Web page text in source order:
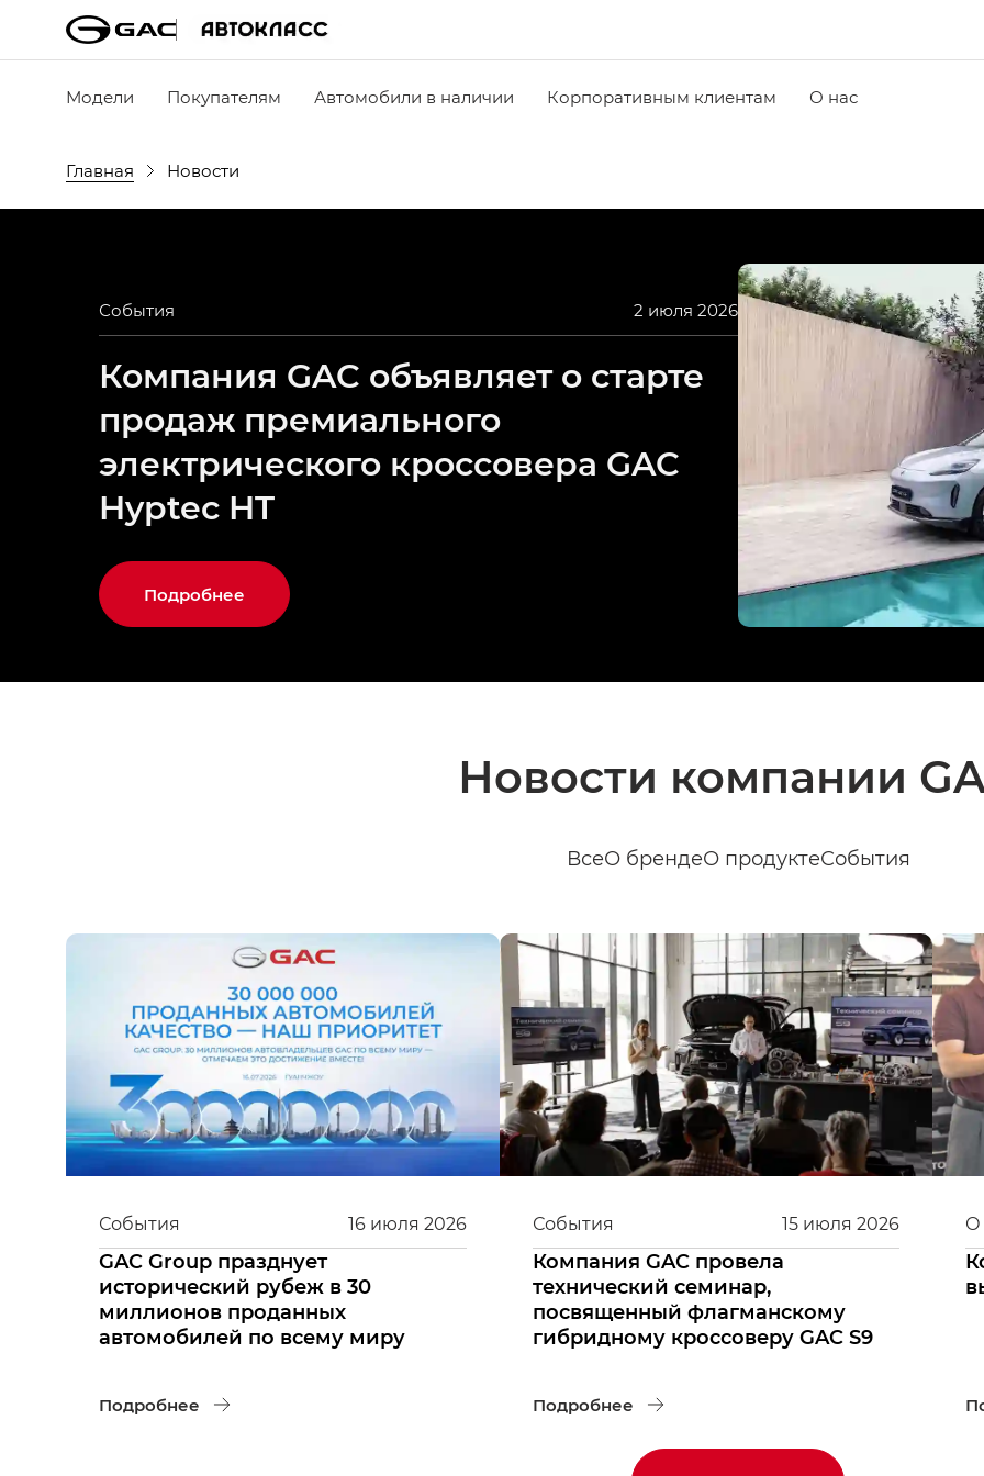
Модели Покупателям Автомобили в наличии Корпоративным клиентам О нас
Главная Новости
События 2 июля 2026
Компания GAC объявляет о старте
продаж премиального
электрического кроссовера GAC
Hyptec HT
Подробнее
Новости компании
ВсеО брендеО продуктеСобытия
16 июля 2026
События
GAC Group празднует
исторический рубеж в 30
миллионов проданных
автомобилей по всему миру
Подробнее
15 июля 2026
События
Компания GAC провела
технический семинар,
посвященный флагманскому
гибридному кроссоверу GAC S9
Подробнее
О